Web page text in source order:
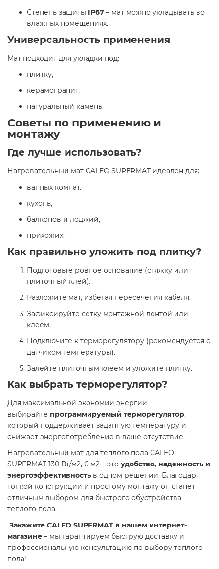
Степень защиты IP67 – мат можно укладывать во
влажных помещениях.
Универсальность применения
Мат подходит для укладки под:
плитку,
керамогранит,
натуральный камень.
Советы по применению и
монтажу
Где лучше использовать?
Нагревательный мат CALEO SUPERMAT идеален для:
ванных комнат,
кухонь,
балконов и лоджий,
прихожих.
Как правильно уложить под плитку?
Подготовьте ровное основание (стяжку или
плиточный клей).
Разложите мат, избегая пересечения кабеля.
Зафиксируйте сетку монтажной лентой или
клеем.
Подключите к терморегулятору (рекомендуется с
датчиком температуры).
Залейте плиточным клеем и уложите плитку.
Как выбрать терморегулятор?
Для максимальной экономии энергии
выбирайте программируемый терморегулятор,
который поддерживает заданную температуру и
снижает энергопотребление в ваше отсутствие.
Нагревательный мат для теплого пола CALEO
SUPERMAT 130 Вт/м2, 6 м2 – это удобство, надежность и
энергоэффективность в одном решении. Благодаря
тонкой конструкции и простому монтажу он станет
отличным выбором для быстрого обустройства
теплого пола.
Закажите CALEO SUPERMAT в нашем интернет-
магазине – мы гарантируем быструю доставку и
профессиональную консультацию по выбору теплого
пола!